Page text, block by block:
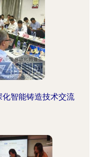
智能铸造技术交流